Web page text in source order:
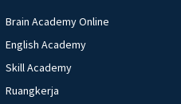
Brain Academy Online
English Academy
Skill Academy
Ruangkerja